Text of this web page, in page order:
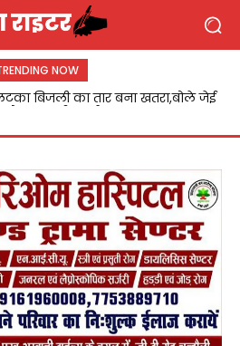
NOW
बिजली का तार बना खतरा,बोले जेई